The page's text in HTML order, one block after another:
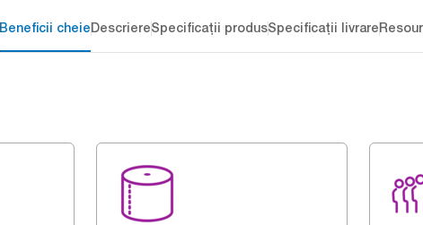
Beneficii cheieDescriereSpecificații produsSpecificații livrare